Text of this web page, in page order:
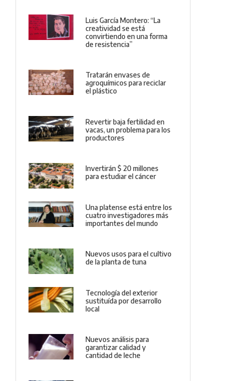
Luis García Montero: “La
creatividad se está
convirtiendo en una forma
de resistencia”
Tratarán envases de
agroquímicos para reciclar
el plástico
Revertir baja fertilidad en
vacas, un problema para los
productores
Invertirán $ 20 millones
para estudiar el cáncer
Una platense está entre los
cuatro investigadores más
importantes del mundo
Nuevos usos para el cultivo
de la planta de tuna
Tecnología del exterior
sustituída por desarrollo
local
Nuevos análisis para
garantizar calidad y
cantidad de leche